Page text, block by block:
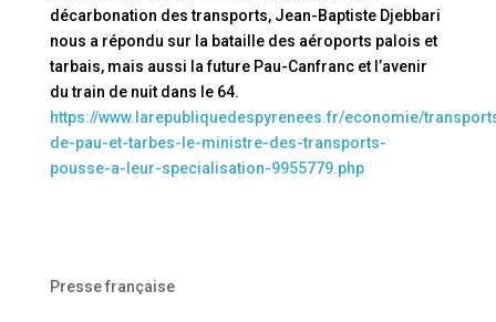
décarbonation des transports, Jean-Baptiste Djebbari
nous a répondu sur la bataille des aéroports palois et
tarbais, mais aussi la future Pau-Canfranc et l’avenir
du train de nuit dans le 64.
https://www.larepubliquedespyrenees.fr/economie/
de-pau-et-tarbes-le-ministre-des-transports-
pousse-a-leur-specialisation-9955779.php
Presse française